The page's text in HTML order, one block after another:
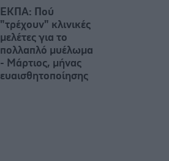
ΕΚΠΑ: Πού
"τρέχουν" κλινικές
μελέτες για το
πολλαπλό μυέλωμα
- Μάρτιος, μήνας
ευαισθητοποίησης